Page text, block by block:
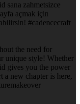
sana zahmetsizce
açmak için
#cadencecraft
the need for
unique style! Whether
gives you the power
a new chapter is here,